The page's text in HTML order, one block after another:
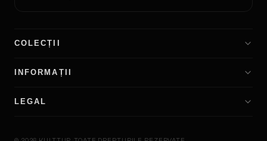
COLECȚII
INFORMAȚII
LEGAL